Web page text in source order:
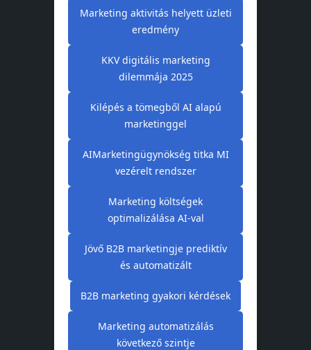
Marketing aktivitás helyett üzleti
eredmény
KKV digitális marketing
dilemmája 2025
Kilépés a tömegből AI alapú
marketinggel
AIMarketingügynökség titka MI
vezérelt rendszer
Marketing költségek
optimalizálása AI-val
Jövő B2B marketingje prediktív
és automatizált
B2B marketing gyakori kérdések
Marketing automatizálás
következő szintje